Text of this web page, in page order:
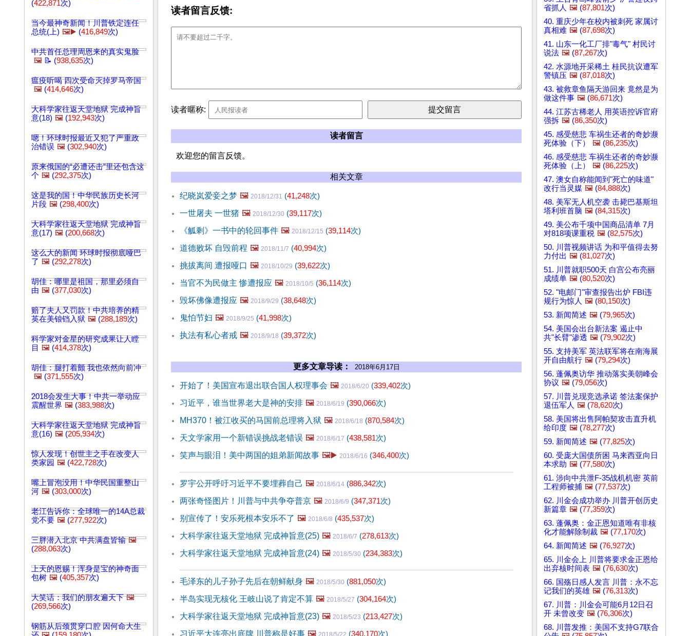
(422,871次)
当今最神奇新闻！川普铁定连任
总统(上) 🖼️▶️ (416,849次)
中共首任总理周恩来的真实鬼脸
🖼️ 📝 (938,635次)
瘟疫听喝 四次受命灭掉罗马帝国
🖼️ (414,646次)
大科学家往返天堂地狱 完成神旨
意(18) 🖼️ (192,943次)
嗯！环球时报最近又犯了严重政
治错误 🖼️ (302,940次)
原来俄国的“必遭还击”里还包含这
个 🖼️ (292,375次)
这是我的国！中华民族历史长河
片段 🖼️ (298,400次)
大科学家往返天堂地狱 完成神旨
意(17) 🖼️ (200,668次)
这么大的新闻 环球时报彻底哑巴
了 🖼️ (292,278次)
胡佳：哪里是祖国，那里必须自
由 🖼️ (377,030次)
赔了夫人又罚款！中共培养的精
英在美锒铛入狱 🖼️ (288,189次)
科学家对金星的研究成果让人瞠
目 🖼️ (414,378次)
胡佳：腿打着颤 我也依然向前冲
🖼️ (371,555次)
2018会发生大事！中共一举动应
震醒世界 🖼️ (383,988次)
大科学家往返天堂地狱 完成神旨
意(16) 🖼️ (205,934次)
惊人发现！创世主之手在改变人
类家园 🖼️ (422,728次)
嘴上冒泡没用！中华民国重整山
河 🖼️ (303,000次)
老江告诉你：全球唯一的14A总裁
党不要 🖼️ (277,922次)
三胖潜入北京 中共满盘皆输 🖼️
(288,063次)
上天的恩赐！浑身是宝的神奇面
包树 🖼️ (405,357次)
大笑话：我们的朋友遍天下 🖼️
(269,566次)
钢筋从后颈贯穿口腔 因何命大生
读者留言反馈:
读者暱称:
读者留言
欢迎您的留言反馈。
相关文章
纪晓岚爱妾之梦 🖼️ 2018/12/31 (41,248次)
一世屠夫 一世猪 🖼️ 2018/12/30 (39,117次)
《觚剩》一书中的轮回事件 🖼️ 2018/12/15 (39,114次)
道德败坏 自毁前程 🖼️ 2018/11/7 (40,994次)
挑拔离间 遭报哑口 🖼️ 2018/10/29 (39,622次)
当官不为民做主 惨遭报应 🖼️ 2018/10/5 (36,114次)
毁坏佛像遭报应 🖼️ 2018/9/29 (38,648次)
鬼怕节妇 🖼️ 2018/9/25 (41,998次)
执法有私心者戒 🖼️ 2018/9/18 (39,372次)
更多文章导读： 2018年6月17日
开始了！美国宣布退出联合国人权理事会 🖼️ 2018/6/20 (339,402次)
习近平，谁当世界老大是神的安排 🖼️ 2018/6/19 (390,066次)
MH370！被江收买的马国前总理将入狱 🖼️ 2018/6/18 (870,584次)
天文学家用一个新错误挑战老错误 🖼️ 2018/6/17 (438,581次)
笑声与眼泪！美中两国的姐弟新闻故事 🖼️▶️ 2018/6/16 (346,400次)
罗宇公开呼吁习近平不要埋葬自己 🖼️ 2018/6/14 (886,342次)
两张奇怪图片！川普与中共争夺普京 🖼️ 2018/6/9 (347,371次)
别宣传了！安乐死根本安乐不了 🖼️ 2018/6/8 (435,537次)
大科学家往返天堂地狱 完成神旨意(25) 🖼️ 2018/6/7 (278,613次)
大科学家往返天堂地狱 完成神旨意(24) 🖼️ 2018/5/30 (234,383次)
毛泽东的儿子孙子先后在朝鲜献身 🖼️ 2018/5/30 (881,050次)
半岛实现无核化 王岐山说了肯定不算 🖼️ 2018/5/27 (304,164次)
大科学家往返天堂地狱 完成神旨意(23) 🖼️ 2018/5/23 (213,427次)
习近平大连亮出底牌 川普称是好事 🖼️ 2018/5/22 (340,170次)
省抓人 🖼️ (87,801次)
40. 重庆少年在校内被刺死 家属讨
真相难 🖼️ (87,698次)
41. 山东一化工厂排"毒气" 村民讨
说法 🖼️ (87,267次)
42. 水源地开采稀土 桂民抗议遭军
警镇压 🖼️ (87,018次)
43. 被救章鱼隔天游回来 竟然是为
做这件事 🖼️ (86,671次)
44. 江苏古稀老人 用英语控诉官府
强拆 🖼️ (86,350次)
45. 感受慈悲 车祸生还者的奇妙濒
死体验（下）
🖼️ (86,235次)
46. 感受慈悲 车祸生还者的奇妙濒
死体验（上）
🖼️ (86,225次)
47. 澳女自称能闻到"死亡的味道"
改行当灵媒 🖼️ (84,888次)
48. 美军无人机空袭 击毙巴基斯坦
塔利班首脑 🖼️ (84,315次)
49. 美公布千项中国商品清单 7月
对818项课重税 🖼️ (82,575次)
50. 川普视频讲话 为和平值得去努
力付出 🖼️ (81,027次)
51. 川普就职500天 白宫公布亮丽
成绩单 🖼️ (80,520次)
52. "电邮门"审查报告出炉 FBI违
规行为惊人 🖼️ (80,150次)
53. 新闻简述 🖼️ (79,965次)
54. 美国会出台新法案 遏止中
共"长臂"渗透 🖼️ (79,902次)
55. 支持美军 英法联军将在南海展
开自由航行 🖼️ (79,294次)
56. 蓬佩奥访华 推动落实美朝峰会
协议 🖼️ (79,056次)
57. 川普兑现竞选承诺 签法案保护
退伍军人 🖼️ (78,620次)
58. 美国将出售阿帕契攻击直升机
给印度 🖼️ (78,277次)
59. 新闻简述 🖼️ (77,825次)
60. 受庞大国债所困 马来西亚向日
本求助 🖼️ (77,580次)
61. 涉向中共泄F-35战机机密 英前
工程师被捕 🖼️ (77,537次)
62. 川金会成功举办 川普开创历史
新篇章 🖼️ (77,359次)
63. 蓬佩奥：金正恩知道唯有非核
化才能解除制裁 🖼️ (77,170次)
64. 新闻简述 🖼️ (76,927次)
65. 川金会上 川普将要求金正恩给
出弃核时间表 🖼️ (76,630次)
66. 国殇日感人发言 川普：永不忘
记我们的英雄 🖼️ (76,313次)
67. 川普：川金会可能6月12日召
开 未曾改变 🖼️ (76,306次)
68. 川普发推：美国不支持G7联合